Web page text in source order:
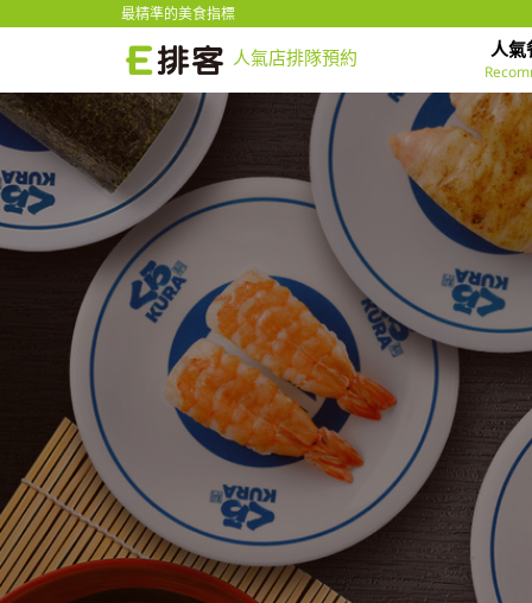
最精準的美食指標
人氣店排隊預約 人氣